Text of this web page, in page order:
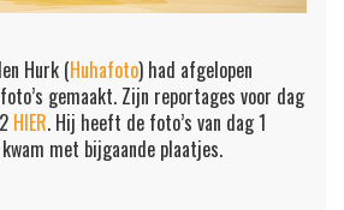
Hurk (Huhafoto) had afgelopen
gemaakt. Zijn reportages voor dag
HIER. Hij heeft de foto’s van dag 1
met bijgaande plaatjes.